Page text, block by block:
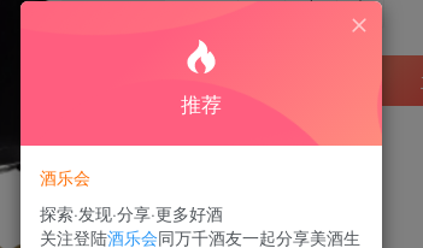
1
推荐
酒乐会
探索·发现·分享·更多好酒
关注登陆酒乐会同万千酒友一起分享美酒生